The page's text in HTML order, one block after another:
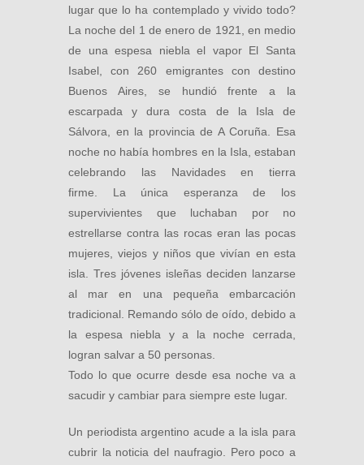
lugar que lo ha contemplado y vivido todo?
La noche del 1 de enero de 1921, en medio
de una espesa niebla el vapor El Santa
Isabel, con 260 emigrantes con destino
Buenos Aires, se hundió frente a la
escarpada y dura costa de la Isla de
Sálvora, en la provincia de A Coruña. Esa
noche no había hombres en la Isla, estaban
celebrando las Navidades en tierra
firme. La única esperanza de los
supervivientes que luchaban por no
estrellarse contra las rocas eran las pocas
mujeres, viejos y niños que vivían en esta
isla. Tres jóvenes isleñas deciden lanzarse
al mar en una pequeña embarcación
tradicional. Remando sólo de oído, debido a
la espesa niebla y a la noche cerrada,
logran salvar a 50 personas.
Todo lo que ocurre desde esa noche va a
sacudir y cambiar para siempre este lugar.
Un periodista argentino acude a la isla para
cubrir la noticia del naufragio. Pero poco a